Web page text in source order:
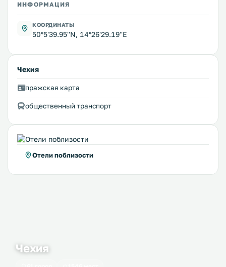
ИНФОРМАЦИЯ
КООРДИНАТЫ
50°5'39.95''N, 14°26'29.19''E
Чехия
пражская карта
общественный транспорт
Отели поблизости
Чехия